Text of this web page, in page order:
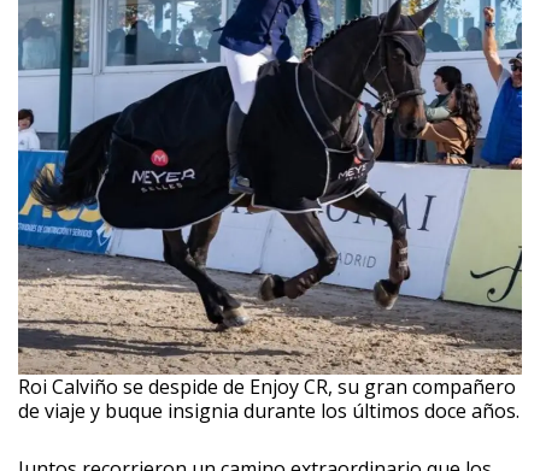
Roi Calviño se despide de Enjoy CR, su gran compañero
de viaje y buque insignia durante los últimos doce años.